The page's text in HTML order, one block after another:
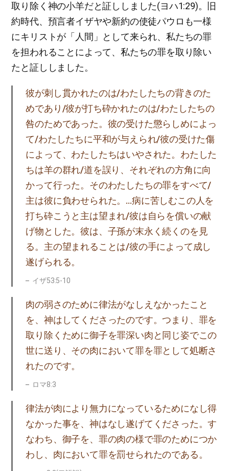
取り除く神の小羊だと証ししました(ヨハ1:29)。旧
約時代、預言者イザヤや新約の使徒パウロも一様
にキリストが「人間」として来られ、私たちの罪
を担われることによって、私たちの罪を取り除い
たと証ししました。
彼が刺し貫かれたのは/わたしたちの背きのた
めであり/彼が打ち砕かれたのは/わたしたちの
咎のためであった。彼の受けた懲らしめによっ
て/わたしたちに平和が与えられ/彼の受けた傷
によって、わたしたちはいやされた。わたした
ちは羊の群れ/道を誤り、それぞれの方角に向
かって行った。そのわたしたちの罪をすべて/
主は彼に負わせられた。…病に苦しむこの人を
打ち砕こうと主は望まれ/彼は自らを償いの献
げ物とした。彼は、子孫が末永く続くのを見
る。主の望まれることは/彼の手によって成し
遂げられる。
イザ53:5-10
肉の弱さのために律法がなしえなかったこと
を、神はしてくださったのです。つまり、罪を
取り除くために御子を罪深い肉と同じ姿でこの
世に送り、その肉において罪を罪として処断さ
れたのです。
ロマ8:3
律法が肉により無力になっているためになし得
なかった事を、神はなし遂げてくださった。す
なわち、御子を、罪の肉の様で罪のためにつか
わし、肉において罪を罰せられたのである。